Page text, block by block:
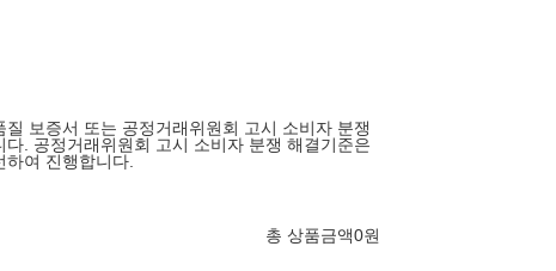
질 보증서 또는 공정거래위원회 고시 소비자 분쟁
다. 공정거래위원회 고시 소비자 분쟁 해결기준은
여 진행합니다.
총 상품금액0원